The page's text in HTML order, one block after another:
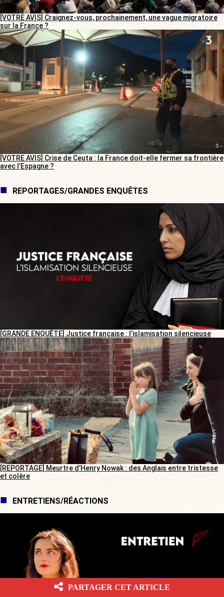
[VOTRE AVIS] Craignez-vous, prochainement, une vague migratoire
sur la France ?
[VOTRE AVIS] Crise de Ceuta : la France doit-elle fermer sa frontière
avec l’Espagne ?
REPORTAGES/GRANDES ENQUÊTES
[GRANDE ENQUÊTE] Justice française : l’islamisation silencieuse
[REPORTAGE] Meurtre d’Henry Nowak : des Anglais entre tristesse
et colère
ENTRETIENS/RÉACTIONS
PARTAGER CET ARTICLE